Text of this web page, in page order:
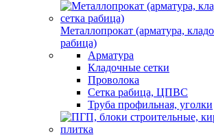
Металлопрокат (арматура,
рабица)
Арматура
Кладочные сетки
Проволока
Сетка рабица, ЦПВС
Труба профильная, уголки